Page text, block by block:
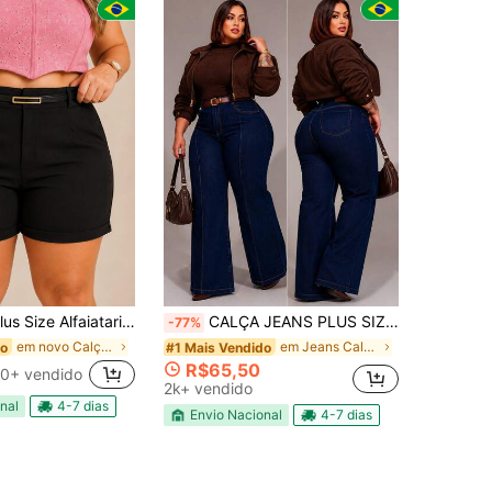
Alfaiataria G1 G2 G3 Simples Casual elegante Festa Bolso Com cinto
em novo Calções Tamanhos Grandes
vendido
4-7 dias
-77% CALÇA JEANS PLUS SIZE WIDE LEG COM ELASTANO CINTURA ALTA
#1 Mais Vendido em Jeans Calças Tamanhos Grandes
R$65,50
2k+ vendido
Envio Nacional 4-7 dias